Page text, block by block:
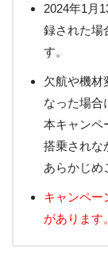
2024年1月
録された場
す。
欠航や機材
なった場合
本キャンペ
搭乗されな
あらかじめ
キャンペー
があります。